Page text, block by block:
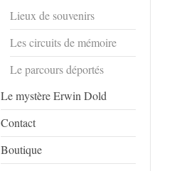
Lieux de souvenirs
Les circuits de mémoire
Le parcours déportés
Le mystère Erwin Dold
Contact
Boutique